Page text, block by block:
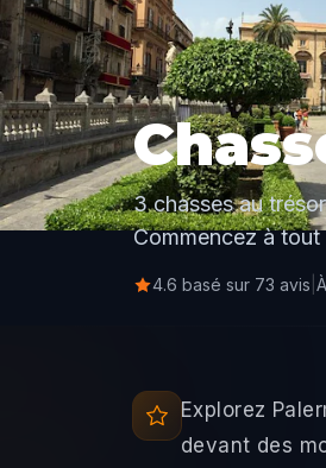
3 chasses au
Commencez à
4.6 basé sur 73 avis
Explorez
devant des